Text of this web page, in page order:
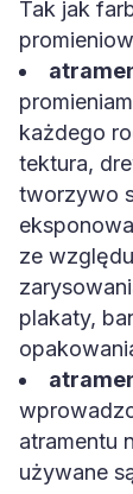
Tak jak
każdego
tektura,
tworzywo
ze
plakaty,
atramentu
używane